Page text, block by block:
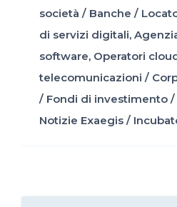
società / Banche /
di servizi digitali,
software, Operatori
telecomunicazioni /
/ Fondi di investimento /
Notizie Exaegis /